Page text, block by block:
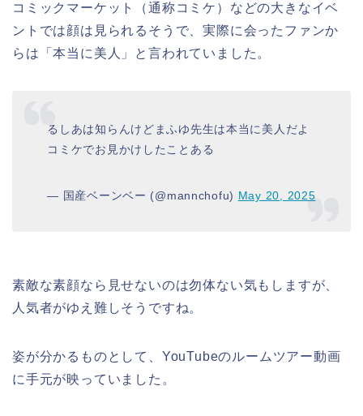
コミックマーケット（通称コミケ）などの大きなイベ
ントでは顔は見られるそうで、実際に会ったファンか
らは「本当に美人」と言われていました。
るしあは知らんけどまふゆ先生は本当に美人だよ
コミケでお見かけしたことある
— 国産ベーンベー (@mannchofu) May 20, 2025
素敵な素顔なら見せないのは勿体ない気もしますが、
人気者がゆえ難しそうですね。
姿が分かるものとして、YouTubeのルームツアー動画
に手元が映っていました。